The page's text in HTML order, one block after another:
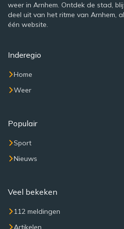
weer in Arnhem. Ontdek de stad,
deel uit van het ritme van Arnhem,
één website.
Inderegio
Home
Weer
Populair
Sport
Nieuws
Veel bekeken
112 meldingen
Artikelen